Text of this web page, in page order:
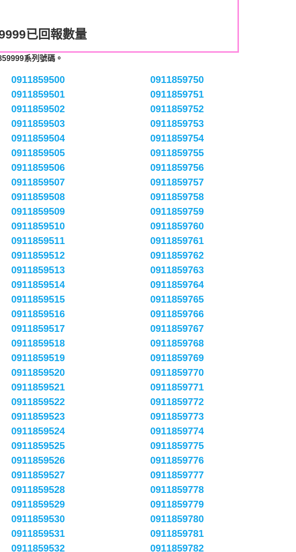
已回報數量
系列號碼。
0911859500
0911859501
0911859502
0911859503
0911859504
0911859505
0911859506
0911859507
0911859508
0911859509
0911859510
0911859511
0911859512
0911859513
0911859514
0911859515
0911859516
0911859517
0911859518
0911859519
0911859520
0911859521
0911859522
0911859523
0911859524
0911859525
0911859526
0911859527
0911859528
0911859529
0911859530
0911859531
0911859532
0911859750
0911859751
0911859752
0911859753
0911859754
0911859755
0911859756
0911859757
0911859758
0911859759
0911859760
0911859761
0911859762
0911859763
0911859764
0911859765
0911859766
0911859767
0911859768
0911859769
0911859770
0911859771
0911859772
0911859773
0911859774
0911859775
0911859776
0911859777
0911859778
0911859779
0911859780
0911859781
0911859782